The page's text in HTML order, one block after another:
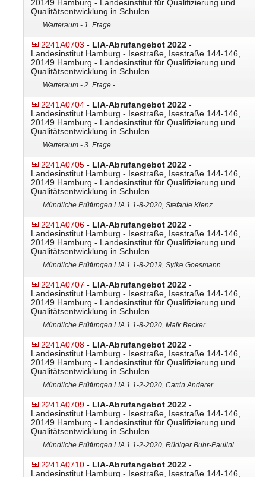
20149 Hamburg - Landesinstitut für Qualifizierung und
Qualitätsentwicklung in Schulen
Warteraum - 1. Etage
2241A0703 - LIA-Abrufangebot 2022 -
Landesinstitut Hamburg - Isestraße, Isestraße 144-146,
20149 Hamburg - Landesinstitut für Qualifizierung und
Qualitätsentwicklung in Schulen
Warteraum - 2. Etage -
2241A0704 - LIA-Abrufangebot 2022 -
Landesinstitut Hamburg - Isestraße, Isestraße 144-146,
20149 Hamburg - Landesinstitut für Qualifizierung und
Qualitätsentwicklung in Schulen
Warteraum - 3. Etage
2241A0705 - LIA-Abrufangebot 2022 -
Landesinstitut Hamburg - Isestraße, Isestraße 144-146,
20149 Hamburg - Landesinstitut für Qualifizierung und
Qualitätsentwicklung in Schulen
Mündliche Prüfungen LIA 1 1-8-2020, Stefanie Klenz
2241A0706 - LIA-Abrufangebot 2022 -
Landesinstitut Hamburg - Isestraße, Isestraße 144-146,
20149 Hamburg - Landesinstitut für Qualifizierung und
Qualitätsentwicklung in Schulen
Mündliche Prüfungen LIA 1 1-8-2019, Sylke Goesmann
2241A0707 - LIA-Abrufangebot 2022 -
Landesinstitut Hamburg - Isestraße, Isestraße 144-146,
20149 Hamburg - Landesinstitut für Qualifizierung und
Qualitätsentwicklung in Schulen
Mündliche Prüfungen LIA 1 1-8-2020, Maik Becker
2241A0708 - LIA-Abrufangebot 2022 -
Landesinstitut Hamburg - Isestraße, Isestraße 144-146,
20149 Hamburg - Landesinstitut für Qualifizierung und
Qualitätsentwicklung in Schulen
Mündliche Prüfungen LIA 1 1-2-2020, Catrin Anderer
2241A0709 - LIA-Abrufangebot 2022 -
Landesinstitut Hamburg - Isestraße, Isestraße 144-146,
20149 Hamburg - Landesinstitut für Qualifizierung und
Qualitätsentwicklung in Schulen
Mündliche Prüfungen LIA 1 1-2-2020, Rüdiger Buhr-Paulini
2241A0710 - LIA-Abrufangebot 2022 -
Landesinstitut Hamburg - Isestraße, Isestraße 144-146,